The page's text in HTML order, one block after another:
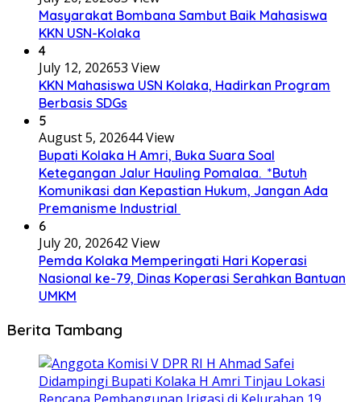
Masyarakat Bombana Sambut Baik Mahasiswa
KKN USN-Kolaka
4
July 12, 202653 View
KKN Mahasiswa USN Kolaka, Hadirkan Program
Berbasis SDGs
5
August 5, 202644 View
Bupati Kolaka H Amri, Buka Suara Soal
Ketegangan Jalur Hauling Pomalaa. *Butuh
Komunikasi dan Kepastian Hukum, Jangan Ada
Premanisme Industrial
6
July 20, 202642 View
Pemda Kolaka Memperingati Hari Koperasi
Nasional ke-79, Dinas Koperasi Serahkan Bantuan
UMKM
Berita Tambang